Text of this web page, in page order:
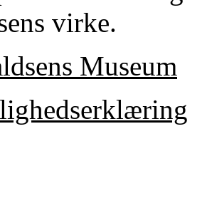
virke.
Museum